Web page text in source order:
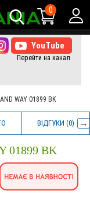
0
+38 (073) 61-77-
167
WAY 01899 BK
ВІДГУКИ (0)
01899 BK